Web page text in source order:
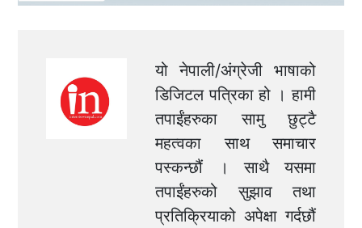
यो नेपाली/अंग्रेजी भाषाको
डिजिटल पत्रिका हो । हामी
तपाईंहरुका सामु छुट्टै
महत्वका साथ समाचार
पस्कन्छौं । साथै यसमा
तपाईंहरुको सुझाव तथा
प्रतिक्रियाको अपेक्षा गर्दछौं